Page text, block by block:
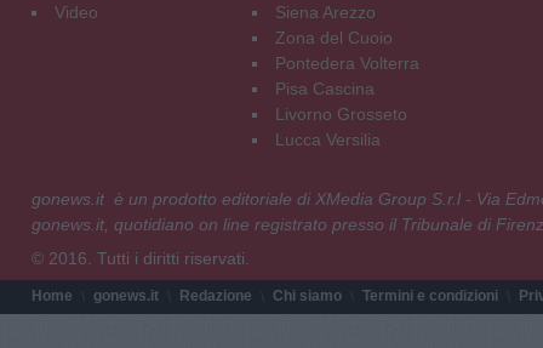
Video
Siena Arezzo
Zona del Cuoio
Pontedera Volterra
Pisa Cascina
Livorno Grosseto
Lucca Versilia
gonews.it è un prodotto editoriale di XMedia Group S.r.l - Via
gonews.it, quotidiano on line registrato presso il Tribunale di
© 2016. Tutti i diritti riservati.
Home gonews.it Redazione Chi siamo Termini e condizioni